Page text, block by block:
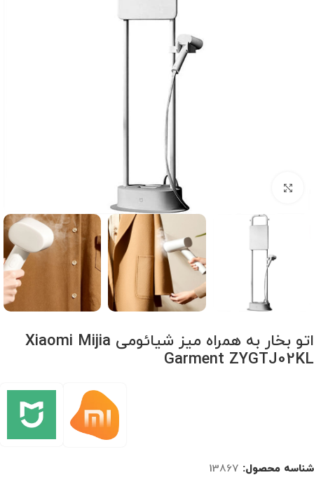
برای بزرگنمایی کلیک کنید
اتو بخار به همراه میز شیائومی Xiaomi Mijia
Garment ZYGTJ02KL
شناسه محصول: 13867